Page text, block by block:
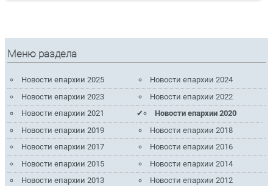
Меню раздела
Новости епархии 2025
Новости епархии 2024
Новости епархии 2023
Новости епархии 2022
Новости епархии 2021
Новости епархии 2020
Новости епархии 2019
Новости епархии 2018
Новости епархии 2017
Новости епархии 2016
Новости епархии 2015
Новости епархии 2014
Новости епархии 2013
Новости епархии 2012